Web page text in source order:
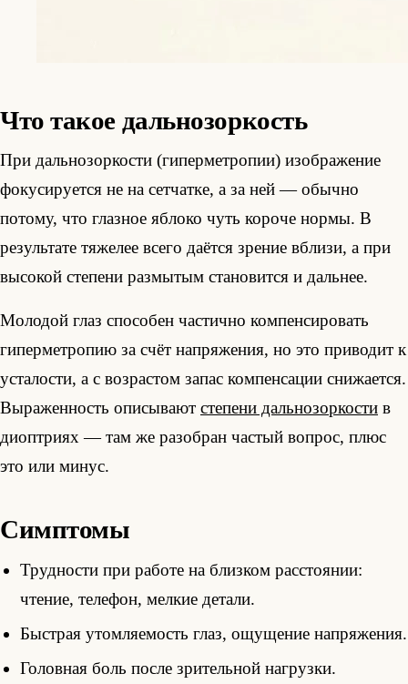
Что такое дальнозоркость
При дальнозоркости (гиперметропии) изображение
фокусируется не на сетчатке, а за ней — обычно
потому, что глазное яблоко чуть короче нормы. В
результате тяжелее всего даётся зрение вблизи, а при
высокой степени размытым становится и дальнее.
Молодой глаз способен частично компенсировать
гиперметропию за счёт напряжения, но это приводит к
усталости, а с возрастом запас компенсации снижается.
Выраженность описывают степени дальнозоркости в
диоптриях — там же разобран частый вопрос, плюс
это или минус.
Симптомы
Трудности при работе на близком расстоянии:
чтение, телефон, мелкие детали.
Быстрая утомляемость глаз, ощущение напряжения.
Головная боль после зрительной нагрузки.